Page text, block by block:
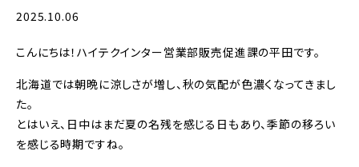
2025.10.06
こんにちは！ハイテクインター営業部販売促進課の平田です。
北海道では朝晩に涼しさが増し、秋の気配が色濃くなってきまし
た。
とはいえ、日中はまだ夏の名残を感じる日もあり、季節の移ろい
を感じる時期ですね。